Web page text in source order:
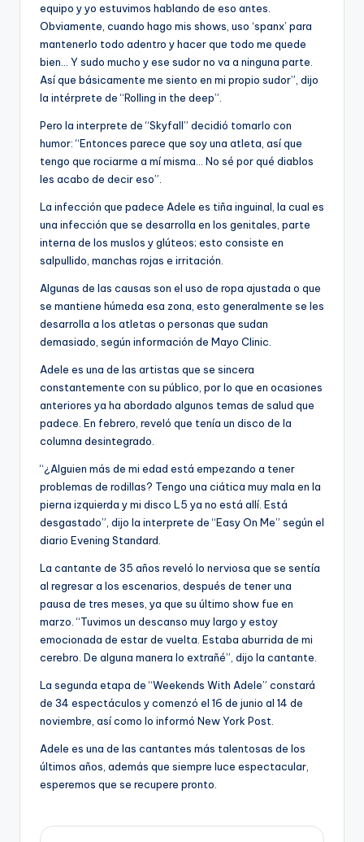
equipo y yo estuvimos hablando de eso antes.
Obviamente, cuando hago mis shows, uso ‘spanx’ para
mantenerlo todo adentro y hacer que todo me quede
bien… Y sudo mucho y ese sudor no va a ninguna parte.
Así que básicamente me siento en mi propio sudor”, dijo
la intérprete de “Rolling in the deep”.
Pero la interprete de “Skyfall” decidió tomarlo con
humor: “Entonces parece que soy una atleta, así que
tengo que rociarme a mí misma… No sé por qué diablos
les acabo de decir eso”.
La infección que padece Adele es tiña inguinal, la cual es
una infección que se desarrolla en los genitales, parte
interna de los muslos y glúteos; esto consiste en
salpullido, manchas rojas e irritación.
Algunas de las causas son el uso de ropa ajustada o que
se mantiene húmeda esa zona, esto generalmente se les
desarrolla a los atletas o personas que sudan
demasiado, según información de Mayo Clinic.
Adele es una de las artistas que se sincera
constantemente con su público, por lo que en ocasiones
anteriores ya ha abordado algunos temas de salud que
padece. En febrero, reveló que tenía un disco de la
columna desintegrado.
“¿Alguien más de mi edad está empezando a tener
problemas de rodillas? Tengo una ciática muy mala en la
pierna izquierda y mi disco L5 ya no está allí. Está
desgastado”, dijo la interprete de “Easy On Me” según el
diario Evening Standard.
La cantante de 35 años reveló lo nerviosa que se sentía
al regresar a los escenarios, después de tener una
pausa de tres meses, ya que su último show fue en
marzo. “Tuvimos un descanso muy largo y estoy
emocionada de estar de vuelta. Estaba aburrida de mi
cerebro. De alguna manera lo extrañé”, dijo la cantante.
La segunda etapa de “Weekends With Adele” constará
de 34 espectáculos y comenzó el 16 de junio al 14 de
noviembre, así como lo informó New York Post.
Adele es una de las cantantes más talentosas de los
últimos años, además que siempre luce espectacular,
esperemos que se recupere pronto.